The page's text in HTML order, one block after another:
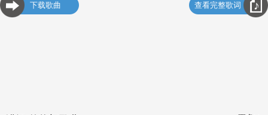
下载歌曲 查看完整歌词